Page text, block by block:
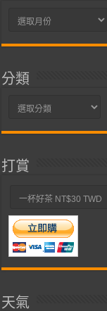
彙
分類
分
打賞
天氣